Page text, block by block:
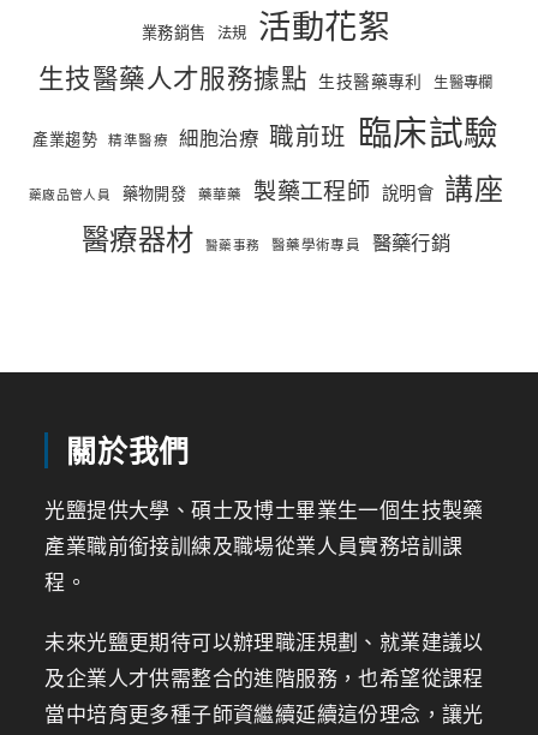
業務銷售 法規 活動花絮
生技醫藥人才服務據點 生技醫藥專利 生醫專欄
產業趨勢 精準醫療 細胞治療 職前班 臨床試驗
藥廠品管人員 藥物開發 藥華藥 製藥工程師 說明會 講座
醫療器材 醫藥事務 醫藥學術專員 醫藥行銷
關於我們
光鹽提供大學、碩士及博士畢業生一個生技製藥
產業職前銜接訓練及職場從業人員實務培訓課
程。
未來光鹽更期待可以辦理職涯規劃、就業建議以
及企業人才供需整合的進階服務，也希望從課程
當中培育更多種子師資繼續延續這份理念，讓光